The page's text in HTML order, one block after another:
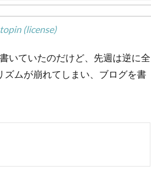
(license)
いていたのだけど、先週は逆に全
ズムが崩れてしまい、ブログを書